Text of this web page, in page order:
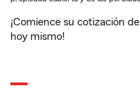
¡Comience su cotización de
hoy mismo!